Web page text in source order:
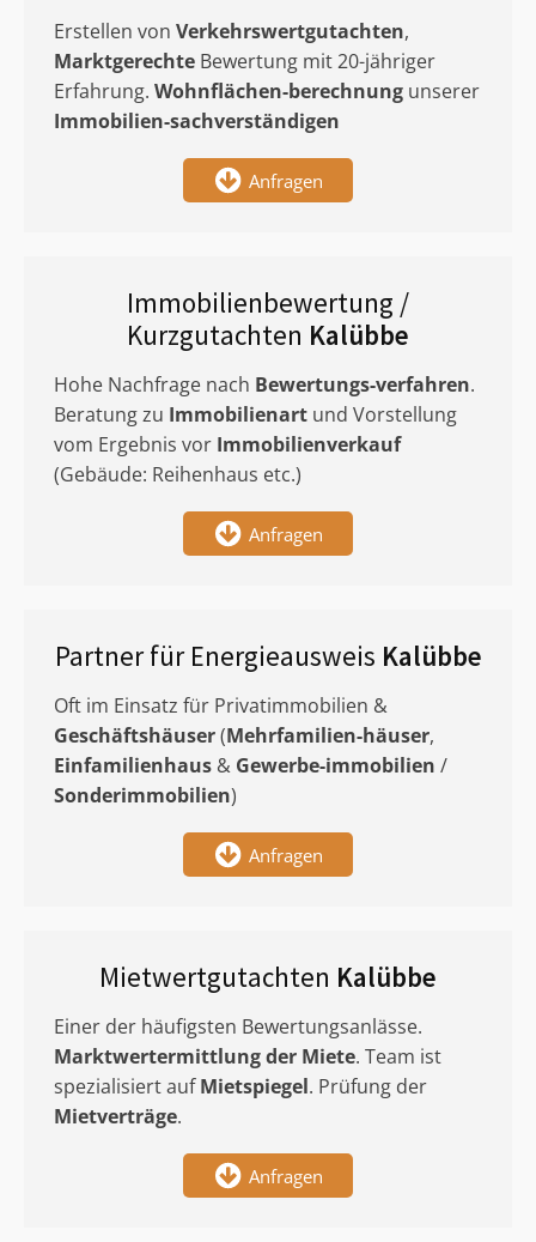
Erstellen von Verkehrswertgutachten,
Marktgerechte Bewertung mit 20-jähriger
Erfahrung. Wohnflächen-berechnung unserer
Immobilien-sachverständigen
Anfragen
Immobilienbewertung /
Kurzgutachten Kalübbe
Hohe Nachfrage nach Bewertungs-verfahren.
Beratung zu Immobilienart und Vorstellung
vom Ergebnis vor Immobilienverkauf
(Gebäude: Reihenhaus etc.)
Anfragen
Partner für Energieausweis Kalübbe
Oft im Einsatz für Privatimmobilien &
Geschäftshäuser(Mehrfamilien-häuser,
Einfamilienhaus & Gewerbe-immobilien /
Sonderimmobilien)
Anfragen
Mietwertgutachten Kalübbe
Einer der häufigsten Bewertungsanlässe.
Marktwertermittlungder Miete. Team ist
spezialisiert aufMietspiegel. Prüfung der
Mietverträge.
Anfragen